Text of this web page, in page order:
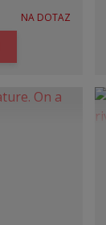
NA DOTAZ